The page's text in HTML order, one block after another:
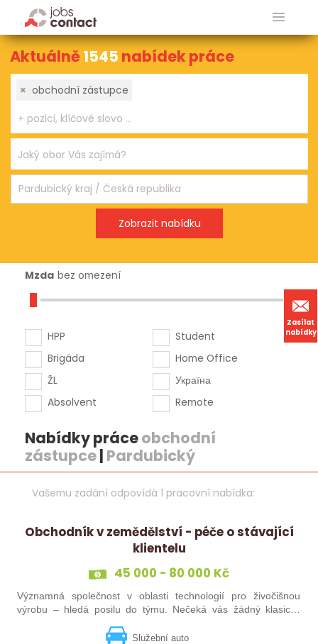
Zasílat
nabídky
Aktuálně1545 nabídek práce
× obchodní zástupce
Mzda bez omezení
HPP
Brigáda
ŽL
Absolvent
Student
Home Office
Україна
Remote
Nabídky práceobchodní
zástupce| Pardubický
Vašemu zadání odpovídá 1 pracovní nabídka:
Obchodník v zemědělství - péče o stávající
klientelu
45 000 - 80 000 Kč
Významná společnost v oblasti technologií pro živočišnou
výrobu – hledá posilu do týmu. Nečeká vás žádný klasický
Služební auto